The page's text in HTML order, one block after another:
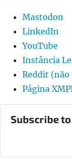
Mastodon
LinkedIn
YouTube
Instância
Reddit
Página
Subscribe